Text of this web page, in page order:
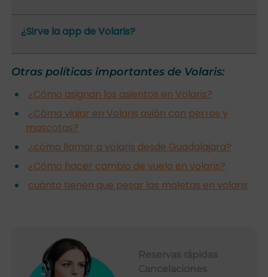
¿Sirve la app de Volaris?
Otras políticas importantes de Volaris:
¿Cómo asignan los asientos en Volaris?
¿Cómo viajar en Volaris avión con perros y
mascotas?
¿cómo llamar a volaris desde Guadalajara?
¿Cómo hacer cambio de vuelo en volaris?
cuánto tienen que pesar las maletas en volaris
Reservas rápidas
Cancelaciones